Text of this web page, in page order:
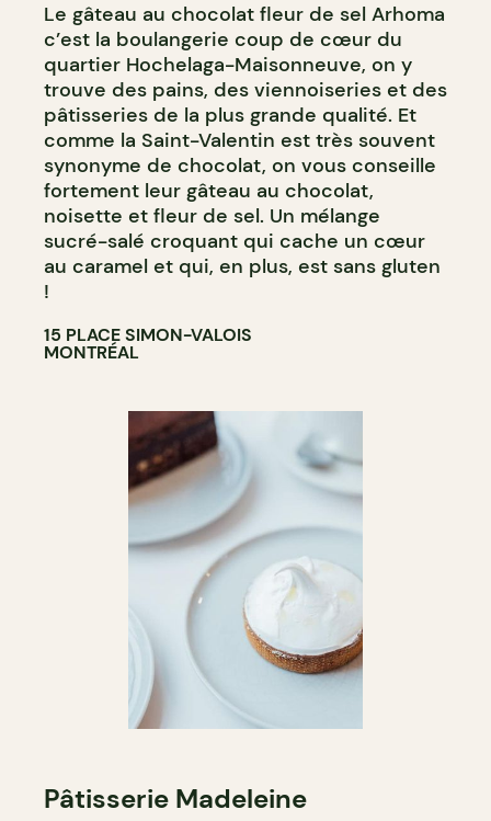
ÉPICERIE / DEP
Le gâteau au chocolat fleur de sel Arhoma
c’est la boulangerie coup de cœur du
quartier Hochelaga-Maisonneuve, on y
trouve des pains, des viennoiseries et des
pâtisseries de la plus grande qualité. Et
comme la Saint-Valentin est très souvent
synonyme de chocolat, on vous conseille
fortement leur gâteau au chocolat,
noisette et fleur de sel. Un mélange
sucré-salé croquant qui cache un cœur
au caramel et qui, en plus, est sans gluten
!
15 PLACE SIMON-VALOIS
MONTRÉAL
Pâtisserie Madeleine